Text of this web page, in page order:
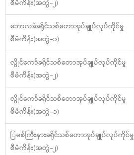
စီမံကိန်း(အတွဲ−၂)
ဘောလခဲခရိုင်သစ်တောအုပ်ချုပ်လုပ်ကိုင်မှု
စီမံကိန်း(အတွဲ−၁)
လွိုင်ကော်ခရိုင်သစ်တောအုပ်ချုပ်လုပ်ကိုင်မှု
စီမံကိန်း(အတွဲ−၂)
လွိုင်ကော်ခရိုင်သစ်တောအုပ်ချုပ်လုပ်ကိုင်မှု
စီမံကိန်း(အတွဲ−၁)
ြမစ်ကြီးနားခရိုင်သစ်တောအုပ်ချုပ်လုပ်ကိုင်မှု
စီမံကိန်း(အတွဲ−၂)